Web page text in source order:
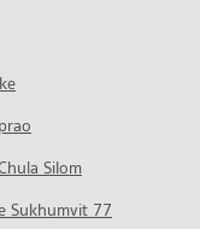
Silom
Sukhumvit 77